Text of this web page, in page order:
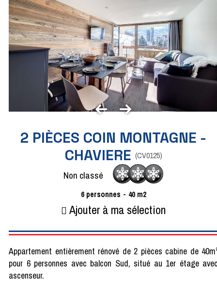
2 PIÈCES COIN MONTAGNE -
CHAVIERE (CV0125)
Non classé
6 personnes 40 m2
Ajouter à ma sélection
Appartement entièrement rénové de 2 pièces cabine de
pour 6 personnes avec balcon Sud, situé au 1er étage
ascenseur.